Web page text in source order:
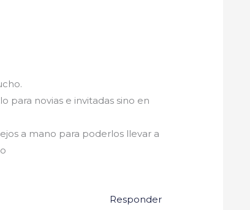
para novias e invitadas sino en
a mano para poderlos llevar a
Responder